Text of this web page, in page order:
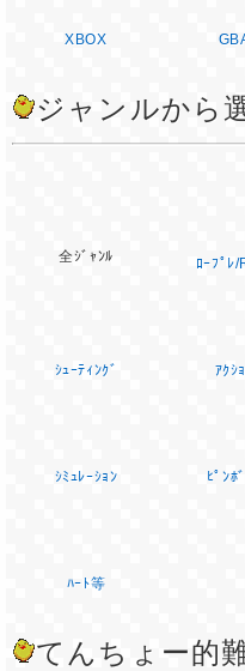
XBOX
ジャンルから
全ｼﾞｬﾝﾙ ﾛｰﾌﾟﾚ/
ｼｭｰﾃｨﾝｸﾞ ｱｸｼ
ｼﾐｭﾚｰｼｮﾝ ﾋﾟﾝﾎ
ﾊｰﾄ等
てんちょー的